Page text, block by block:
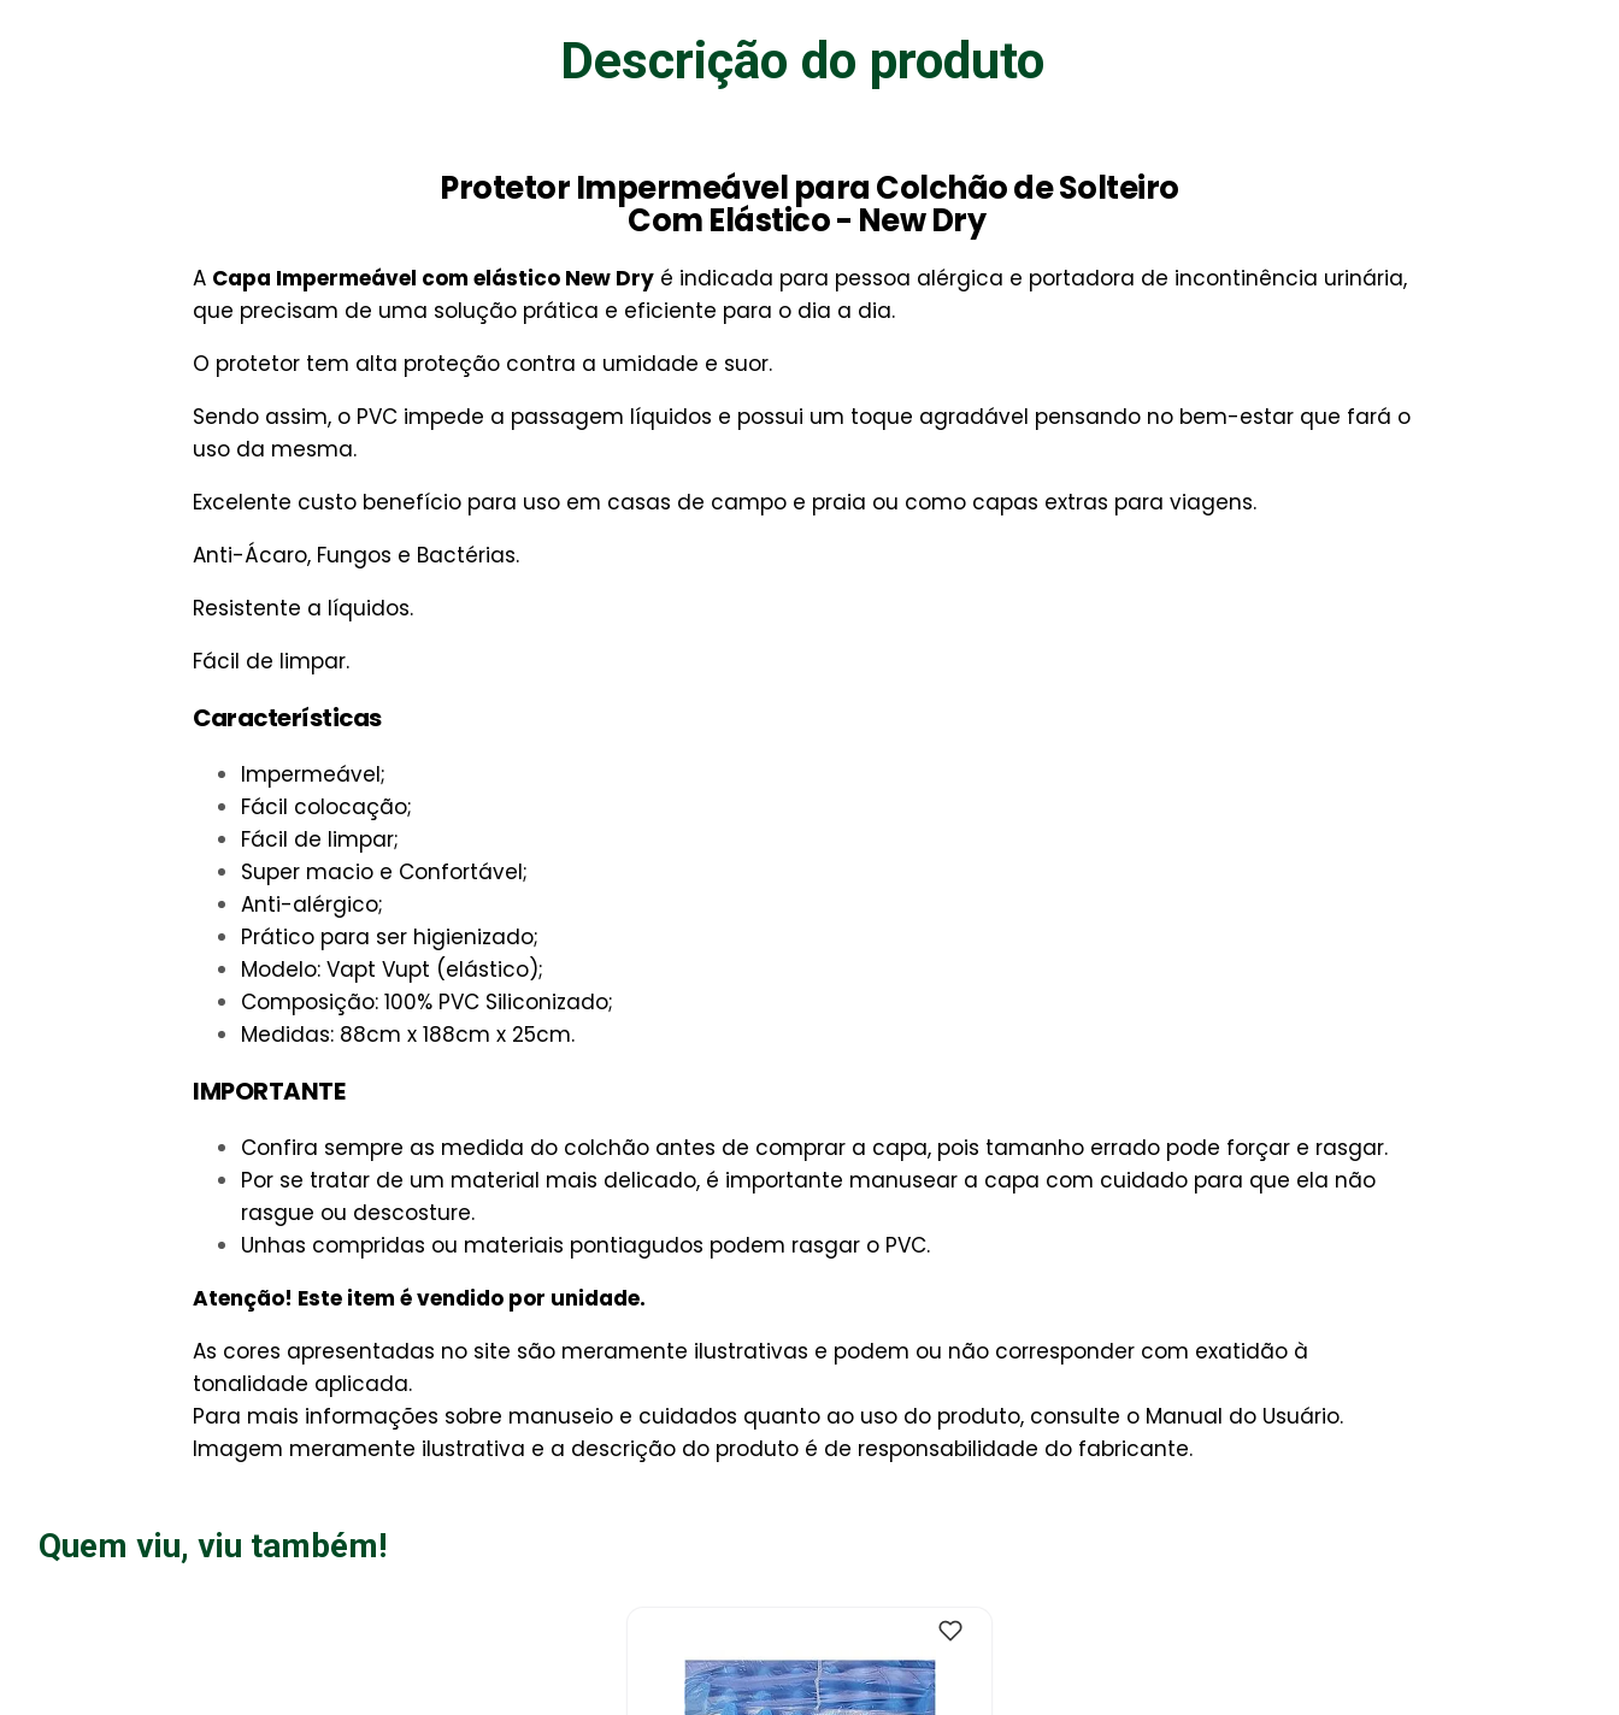
Descrição do produto
Protetor Impermeável para Colchão de Solteiro
Com Elástico - New Dry
A Capa Impermeável com elástico New Dry é indicada para pessoa alérgica e portadora de incontinência urinária,
que precisam de uma solução prática e eficiente para o dia a dia.
O protetor tem alta proteção contra a umidade e suor.
Sendo assim, o PVC impede a passagem líquidos e possui um toque agradável pensando no bem-estar que fará o
uso da mesma.
Excelente custo benefício para uso em casas de campo e praia ou como capas extras para viagens.
Anti-Ácaro, Fungos e Bactérias.
Resistente a líquidos.
Fácil de limpar.
Características
Impermeável;
Fácil colocação;
Fácil de limpar;
Super macio e Confortável;
Anti-alérgico;
Prático para ser higienizado;
Modelo: Vapt Vupt (elástico);
Composição: 100% PVC Siliconizado;
Medidas: 88cm x 188cm x 25cm.
IMPORTANTE
Confira sempre as medida do colchão antes de comprar a capa, pois tamanho errado pode forçar e rasgar.
Por se tratar de um material mais delicado, é importante manusear a capa com cuidado para que ela não
rasgue ou descosture.
Unhas compridas ou materiais pontiagudos podem rasgar o PVC.
Atenção! Este item é vendido por unidade.
As cores apresentadas no site são meramente ilustrativas e podem ou não corresponder com exatidão à
tonalidade aplicada.
Para mais informações sobre manuseio e cuidados quanto ao uso do produto, consulte o Manual do Usuário.
Imagem meramente ilustrativa e a descrição do produto é de responsabilidade do fabricante.
Quem viu, viu também!